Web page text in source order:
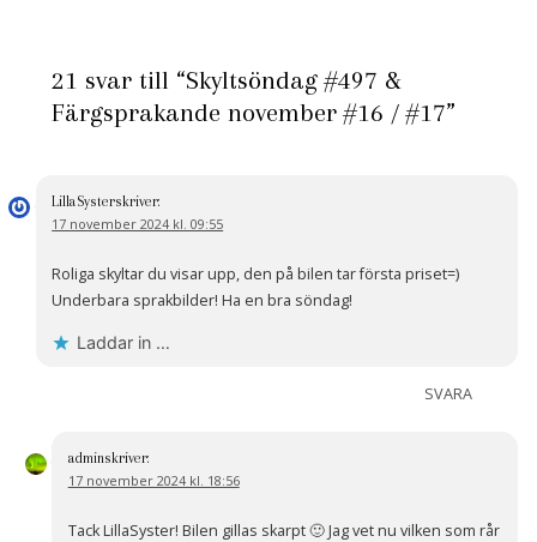
21 svar till “Skyltsöndag #497 &
Färgsprakande november #16 / #17”
LillaSysterskriver:
17 november 2024 kl. 09:55
Roliga skyltar du visar upp, den på bilen tar första priset=)
Underbara sprakbilder! Ha en bra söndag!
Laddar in …
SVARA
adminskriver:
17 november 2024 kl. 18:56
Tack LillaSyster! Bilen gillas skarpt 🙂 Jag vet nu vilken som rår